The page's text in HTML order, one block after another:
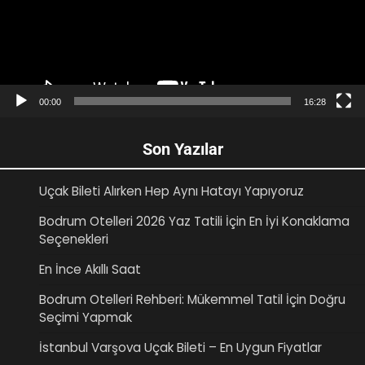
00:00 16:28
Son Yazılar
Uçak Bileti Alırken Hep Aynı Hatayı Yapıyoruz
Bodrum Otelleri 2026 Yaz Tatili İçin En İyi Konaklama
Seçenekleri
En İnce Akıllı Saat
Bodrum Otelleri Rehberi: Mükemmel Tatil İçin Doğru
Seçimi Yapmak
İstanbul Varşova Uçak Bileti – En Uygun Fiyatlar